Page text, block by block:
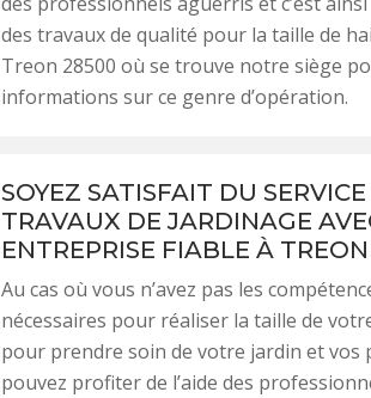
des travaux de qualité pour la taille de
Treon 28500 où se trouve notre siège
informations sur ce genre d’opération.
SOYEZ SATISFAIT DU
TRAVAUX DE JARDINAGE
ENTREPRISE FIABLE À TREON
Au cas où vous n’avez pas les
nécessaires pour réaliser la taille de
pour prendre soin de votre jardin et vos
pouvez profiter de l’aide des